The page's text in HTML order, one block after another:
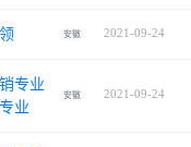
安徽 2021-09-24
专业
业
安徽 2021-09-24